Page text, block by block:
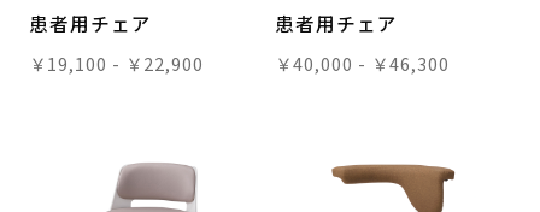
患者用チェア
￥19,100 - ￥22,900
患者用チェア
￥40,000 - ￥46,300